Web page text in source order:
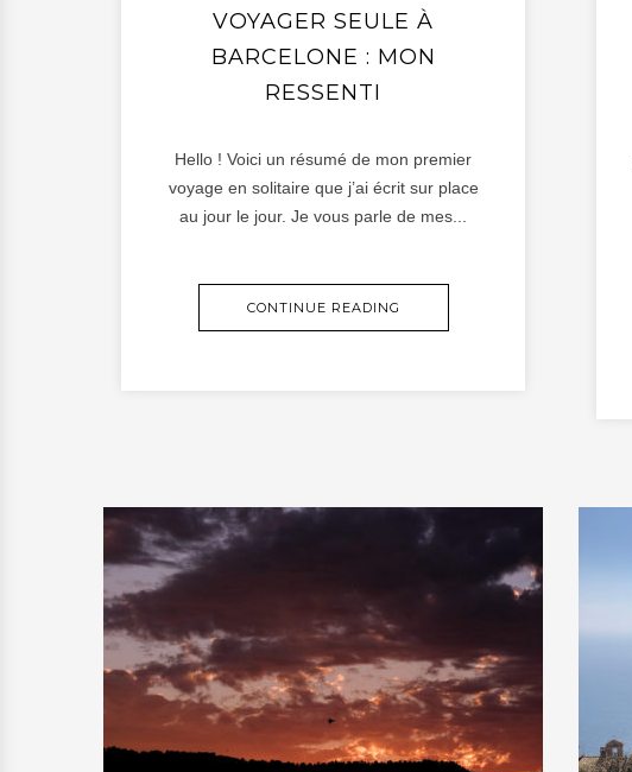
VOYAGER SEULE À
BARCELONE : MON
RESSENTI
Hello ! Voici un résumé de mon premier
voyage en solitaire que j’ai écrit sur place
au jour le jour. Je vous parle de mes...
CONTINUE READING